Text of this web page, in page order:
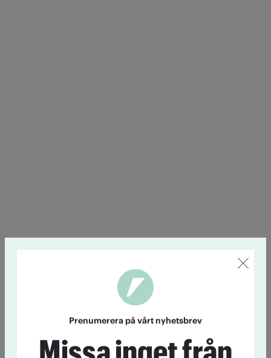
Prenumerera på vårt nyhetsbrev